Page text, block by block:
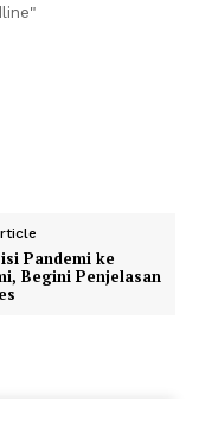
Pandemi ke
Begini Penjelasan